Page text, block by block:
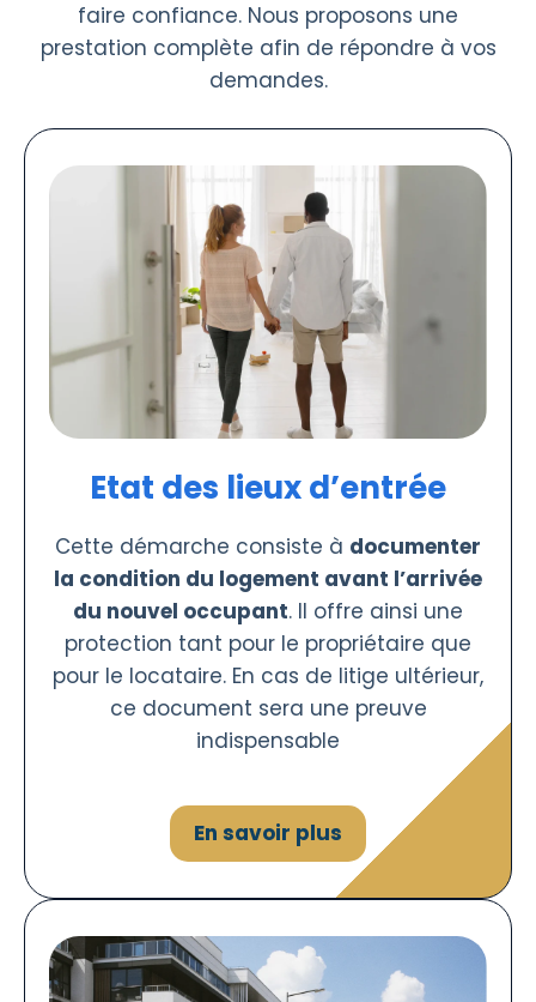
faire confiance. Nous proposons une
prestation complète afin de répondre à vos
demandes.
Etat des lieux d’entrée
Cette démarche consiste à documenter
la condition du logement avant l’arrivée
du nouvel occupant. Il offre ainsi une
protection tant pour le propriétaire que
pour le locataire. En cas de litige ultérieur,
ce document sera une preuve
indispensable
En savoir plus